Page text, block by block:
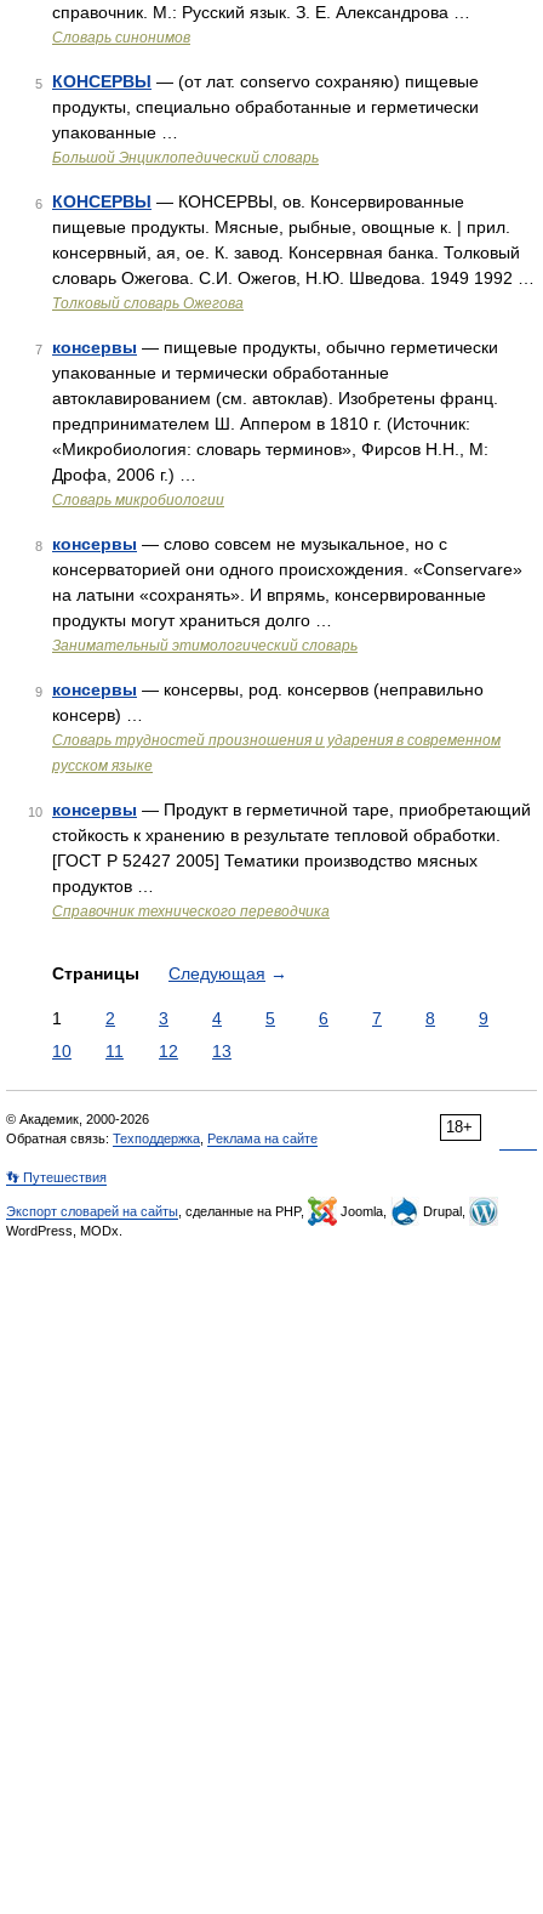
справочник. М.: Русский язык. З. Е. Александрова …
Словарь синонимов
5 КОНСЕРВЫ — (от лат. conservo сохраняю) пищевые
продукты, специально обработанные и герметически
упакованные …
Большой Энциклопедический словарь
6 КОНСЕРВЫ — КОНСЕРВЫ, ов. Консервированные
пищевые продукты. Мясные, рыбные, овощные к. | прил.
консервный, ая, ое. К. завод. Консервная банка. Толковый
словарь Ожегова. С.И. Ожегов, Н.Ю. Шведова. 1949 1992 …
Толковый словарь Ожегова
7 консервы — пищевые продукты, обычно герметически
упакованные и термически обработанные
автоклавированием (см. автоклав). Изобретены франц.
предпринимателем Ш. Аппером в 1810 г. (Источник:
«Микробиология: словарь терминов», Фирсов Н.Н., М:
Дрофа, 2006 г.) …
Словарь микробиологии
8 консервы — слово совсем не музыкальное, но с
консерваторией они одного происхождения. «Conservare»
на латыни «сохранять». И впрямь, консервированные
продукты могут храниться долго …
Занимательный этимологический словарь
9 консервы — консервы, род. консервов (неправильно
консерв) …
Словарь трудностей произношения и ударения в современном
русском языке
10 консервы — Продукт в герметичной таре, приобретающий
стойкость к хранению в результате тепловой обработки.
[ГОСТ Р 52427 2005] Тематики производство мясных
продуктов …
Справочник технического переводчика
Страницы Следующая →
1 2 3 4 5 6 7 8
9
10
11 12 13
18+
© Академик, 2000-2026
Обратная связь: Техподдержка Реклама на сайте
👣 Путешествия
Экспорт словарей на сайты , сделанные на PHP, Joomla,
Drupal,
WordPress, MODx.